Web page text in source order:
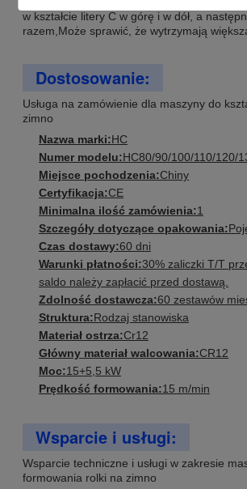
w kształcie litery C w górę i w dół, a
razem,Może sprawić, że wytrzymają większą
Dostosowanie:
Usługa na zamówienie dla maszyny do
zimno
Nazwa marki:HC
Numer modelu:HC80/90/100/110/120/
Miejsce pochodzenia:Chiny
Certyfikacja:CE
Minimalna ilość zamówienia:1
Szczegóły dotyczące opakowania:
Czas dostawy:60 dni
Warunki płatności:30% zaliczki T/T
saldo należy zapłacić przed dostawą.
Zdolność dostawcza:60 zestawów
Struktura:Rodzaj stanowiska
Materiał ostrza:Cr12
Główny materiał walcowania:CR12
Moc:15+5,5 kW
Prędkość formowania:15 m/min
Wsparcie i usługi:
Wsparcie techniczne i usługi w zakresie
formowania rolki na zimno